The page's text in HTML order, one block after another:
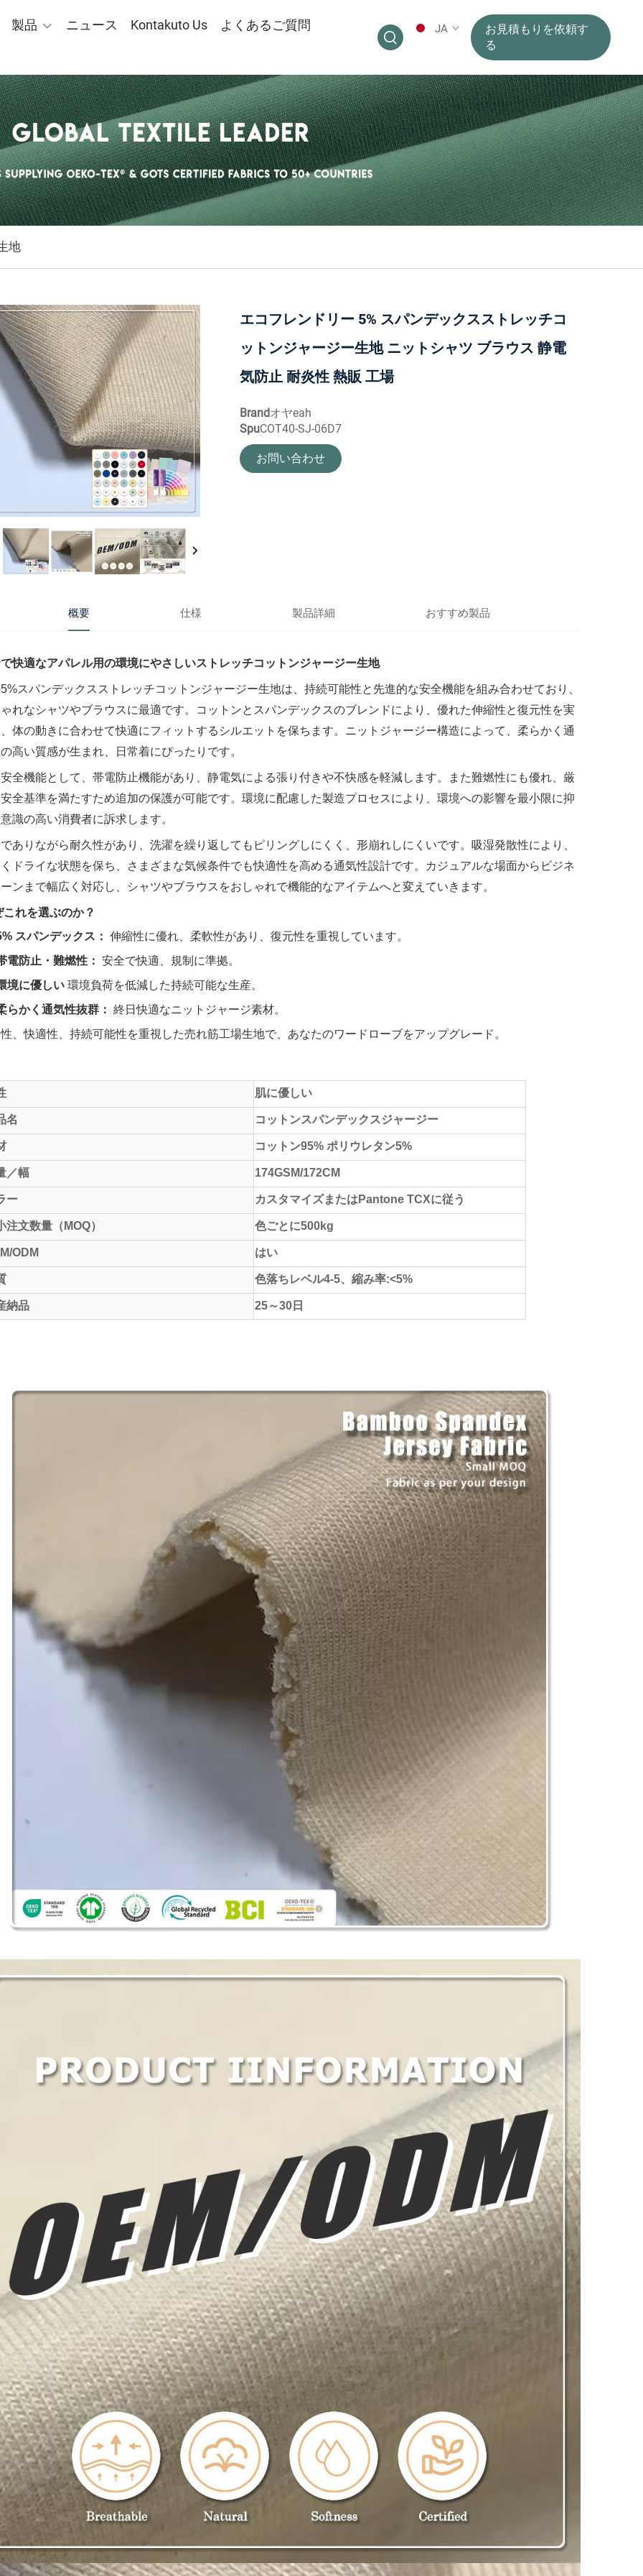
製品 ニュース Kontakuto Us よくあるご質問 JA
お見積もりを依頼す
る
地
エコフレンドリー 5% スパンデックスストレッチコ
ットンジャージー生地 ニットシャツ ブラウス 静電
気防止 耐炎性 熱販 工場
Brandオヤeah
SpuCOT40-SJ-06D7
お問い合わせ
概要 仕様 製品詳細 おすすめ製品
快適なアパレル用の環境にやさしいストレッチコットンジャージー生地
スパンデックスストレッチコットンジャージー生地は、持続可能性と先進的な安全機能を組み合わせており、
れなシャツやブラウスに最適です。コットンとスパンデックスのブレンドにより、優れた伸縮性と復元性を実
体の動きに合わせて快適にフィットするシルエットを保ちます。ニットジャージー構造によって、柔らかく通
高い質感が生まれ、日常着にぴったりです。
全機能として、帯電防止機能があり、静電気による張り付きや不快感を軽減します。また難燃性にも優れ、厳
全基準を満たすため追加の保護が可能です。環境に配慮した製造プロセスにより、環境への影響を最小限に抑
識の高い消費者に訴求します。
ありながら耐久性があり、洗濯を繰り返してもピリングしにくく、形崩れしにくいです。吸湿発散性により、
ドライな状態を保ち、さまざまな気候条件でも快適性を高める通気性設計です。カジュアルな場面からビジネ
ンまで幅広く対応し、シャツやブラウスをおしゃれで機能的なアイテムへと変えていきます。
これを選ぶのか？
スパンデックス： 伸縮性に優れ、柔軟性があり、復元性を重視しています。
電防止・難燃性： 安全で快適、規制に準拠。
境に優しい 環境負荷を低減した持続可能な生産。
らかく通気性抜群： 終日快適なニットジャージ素材。
、快適性、持続可能性を重視した売れ筋工場生地で、あなたのワードローブをアップグレード。
肌に優しい
名 コットンスパンデックスジャージー
コットン95% ポリウレタン5%
／幅 174GSM/172CM
ー カスタマイズまたはPantone TCXに従う
注文数量（MOQ） 色ごとに500kg
ODM はい
色落ちレベル4-5、縮み率:<5%
納品 25～30日